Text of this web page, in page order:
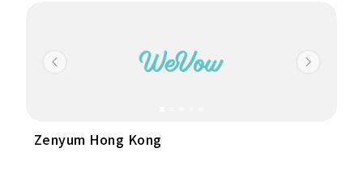
Previous Next
Zenyum Hong Kong